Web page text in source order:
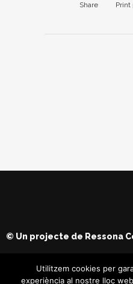
Share Print
© Un projecte de Ressona
Utilitzem cookies per
experiència al nostre lloc